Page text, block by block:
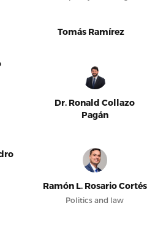
Tomás Ramírez
Dr. Ronald Collazo
Pagán
Ramón L. Rosario Cortés
Politics and law